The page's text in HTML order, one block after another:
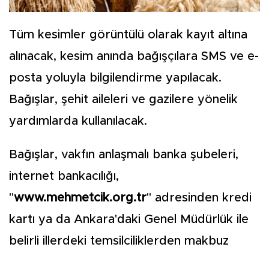
Tüm kesimler görüntülü olarak kayıt altına
alınacak, kesim anında bağışçılara SMS ve e-
posta yoluyla bilgilendirme yapılacak.
Bağışlar, şehit aileleri ve gazilere yönelik
yardımlarda kullanılacak.
Bağışlar, vakfın anlaşmalı banka şubeleri,
internet bankacılığı,
"www.mehmetcik.org.tr" adresinden kredi
kartı ya da Ankara'daki Genel Müdürlük ile
belirli illerdeki temsilciliklerden makbuz